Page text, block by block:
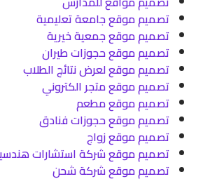
تصميم موقع جامعة تعليمية
تصميم موقع جمعية خيرية
تصميم موقع حجوزات طيران
تصميم موقع لعرض نتائج الطلاب
تصميم موقع متجر الكتروني
تصميم موقع مطعم
تصميم موقع حجوزات فنادق
تصميم موقع زواج
تصميم موقع شركة استشارات هندسية
تصميم موقع شركة شحن